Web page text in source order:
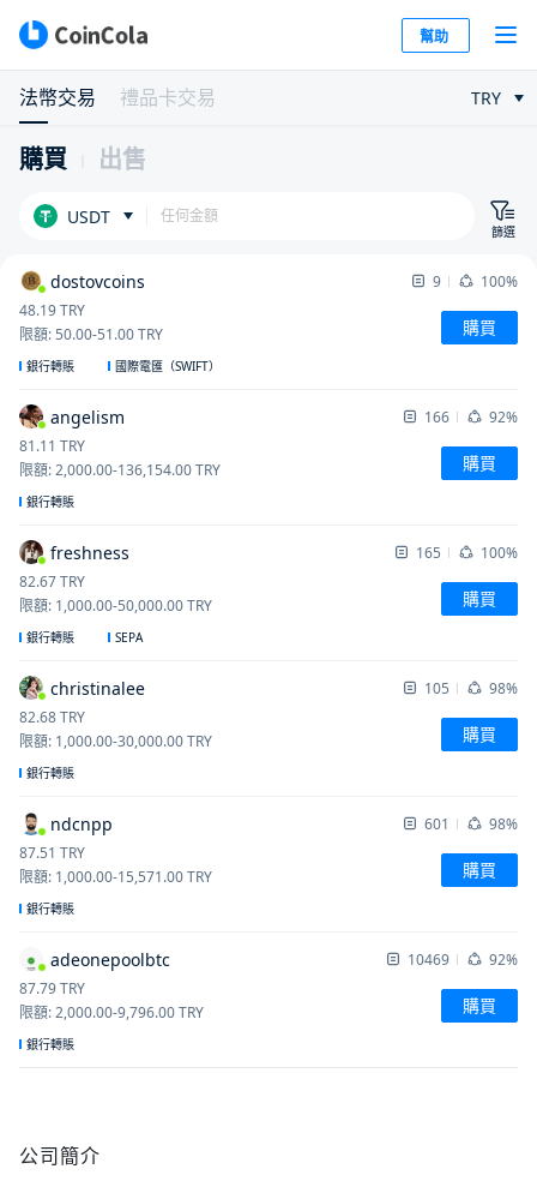
幫助
法幣交易 禮品卡交易 TRY
購買 出售
USDT
篩選
dostovcoins 9
100%
48.19TRY
限額:50.00-51.00TRY 購買
銀行轉賬 國際電匯（SWIFT）
angelism 166
92%
81.11 TRY
限額:2,000.00-136,154.00TRY 購買
銀行轉賬
freshness 165
100%
82.67TRY
限額: 1,000.00-50,000.00TRY 購買
銀行轉賬 SEPA
christinalee 105
98%
82.68TRY
限額: 1,000.00-30,000.00TRY 購買
銀行轉賬
ndcnpp 601
98%
87.51 TRY
限額: 1,000.00-15,571.00TRY 購買
銀行轉賬
adeonepoolbtc 10469
92%
87.79TRY
限額:2,000.00-9,796.00TRY 購買
銀行轉賬
公司簡介